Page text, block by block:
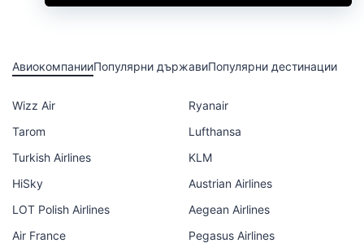
АвиокомпанииПопулярни държавиПопулярни дестинации
Wizz Air
Ryanair
Tarom
Lufthansa
Turkish Airlines
KLM
HiSky
Austrian Airlines
LOT Polish Airlines
Aegean Airlines
Air France
Pegasus Airlines